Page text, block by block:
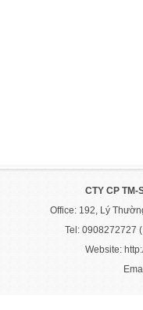
CTY CP TM-
Office: 192, Lý
Tel: 0908272727
Website: